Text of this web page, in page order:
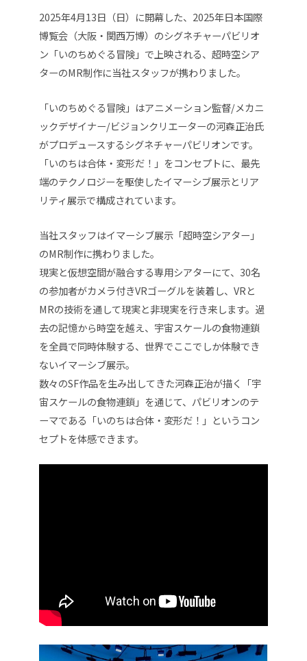
2025年4月13日（日）に開幕した、2025年日本国際
博覧会（大阪・関西万博）のシグネチャーパビリオ
ン「いのちめぐる冒険」で上映される、超時空シア
ターのMR制作に当社スタッフが携わりました。
「いのちめぐる冒険」はアニメーション監督/メカニ
ックデザイナー/ビジョンクリエーターの河森正治氏
がプロデュースするシグネチャーパビリオンです。
「いのちは合体・変形だ！」をコンセプトに、最先
端のテクノロジーを駆使したイマーシブ展示とリア
リティ展示で構成されています。
当社スタッフはイマーシブ展示「超時空シアター」
のMR制作に携わりました。
現実と仮想空間が融合する専用シアターにて、30名
の参加者がカメラ付きVRゴーグルを装着し、VRと
MRの技術を通して現実と非現実を行き来します。過
去の記憶から時空を越え、宇宙スケールの食物連鎖
を全員で同時体験する、世界でここでしか体験でき
ないイマーシブ展示。
数々のSF作品を生み出してきた河森正治が描く「宇
宙スケールの食物連鎖」を通じて、パビリオンのテ
ーマである「いのちは合体・変形だ！」というコン
セプトを体感できます。